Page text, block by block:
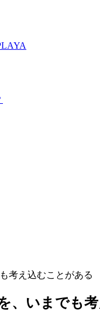
考え込むことがある
、いまでも